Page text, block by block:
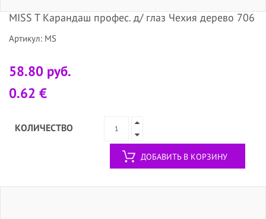
MISS T Карандаш профес. д/ глаз Чехия дерево 706
Артикул: MS
58.80 руб.
0.62 €
КОЛИЧЕСТВО
ДОБАВИТЬ В КОРЗИНУ